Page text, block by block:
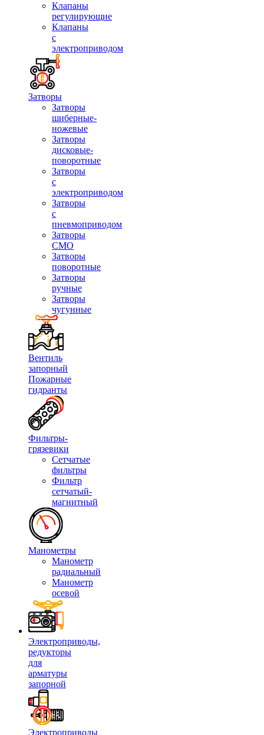
Клапаны
регулирующие
Клапаны
с
электроприводом
Затворы
Затворы
шиберные-
ножевые
Затворы
дисковые-
поворотные
Затворы
с
электроприводом
Затворы
с
пневмоприводом
Затворы
СМО
Затворы
поворотные
Затворы
ручные
Затворы
чугунные
Вентиль
запорный
Пожарные
гидранты
Фильтры-
грязевики
Сетчатые
фильтры
Фильтр
сетчатый-
магнитный
Манометры
Манометр
радиальный
Манометр
осевой
Электроприводы,
редукторы
для
арматуры
запорной
Электроприводы